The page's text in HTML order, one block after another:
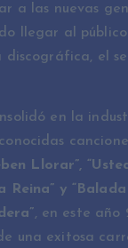
a las nuevas
llegar al
discográfica, el
en la
Llorar”,
Reina” y
, en este año
una exitosa